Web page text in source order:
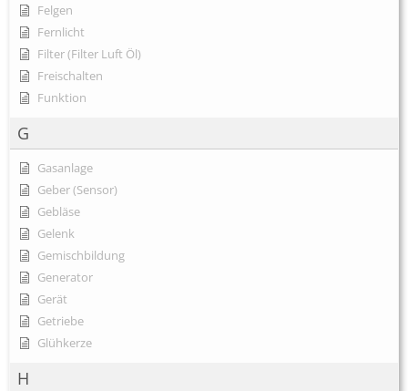
Felgen
Fernlicht
Filter (Filter Luft Öl)
Freischalten
Funktion
G
Gasanlage
Geber (Sensor)
Gebläse
Gelenk
Gemischbildung
Generator
Gerät
Getriebe
Glühkerze
H